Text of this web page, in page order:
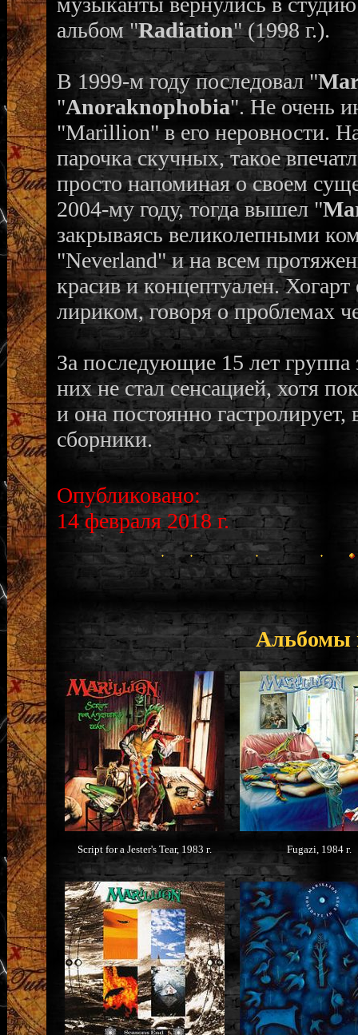
альбом "Radiation" (1998 г.).
В 1999-м году последовал "
"Anoraknophobia". Не очень
"Marillion" в его неровности.
парочка скучных, такое
просто напоминая о своем
2004-му году, тогда вышел "
закрываясь великолепными
"Neverland" и на всем
красив и концептуален.
лириком, говоря о проблемах
За последующие 15 лет
них не стал сенсацией, хотя
и она постоянно
сборники.
Опубликовано:
14 февраля 2018 г.
Script for a Jester's Tear, 1983 г. Fugazi, 1984 г.